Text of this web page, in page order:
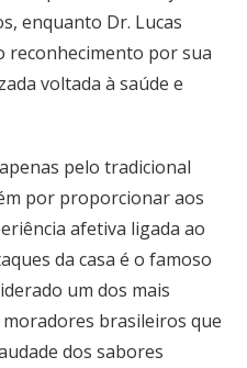
enquanto Dr. Lucas
reconhecimento por sua
voltada à saúde e
pelo tradicional
por proporcionar aos
afetiva ligada ao
da casa é o famoso
um dos mais
brasileiros que
dos sabores